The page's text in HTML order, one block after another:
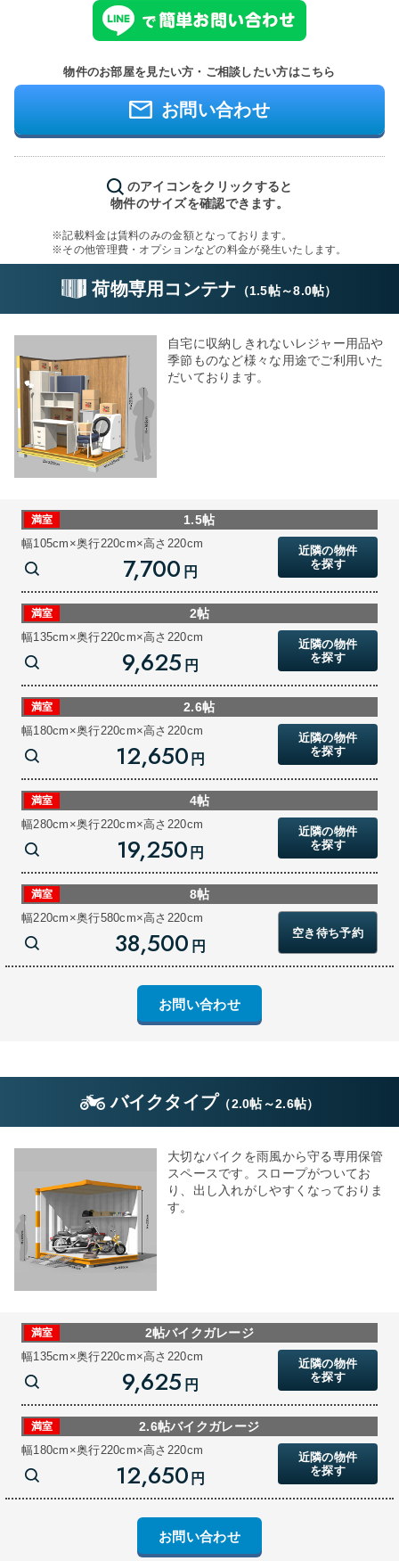
物件のお部屋を見たい方・ご相談したい方はこちら
お問い合わせ
のアイコンをクリックすると
物件のサイズを確認できます。
※記載料金は賃料のみの金額となっております。
※その他管理費・オプションなどの料金が発生いたします。
荷物専用コンテナ （1.5帖～8.0帖）
自宅に収納しきれないレジャー用品や
季節ものなど様々な用途でご利用いた
だいております。
1.5帖
幅105cm×奥行220cm×高さ220cm
満室
7,700 円
近隣の物件
を探す
2帖
幅135cm×奥行220cm×高さ220cm
満室
9,625 円
近隣の物件
を探す
2.6帖
幅180cm×奥行220cm×高さ220cm
満室
12,650 円
近隣の物件
を探す
4帖
幅280cm×奥行220cm×高さ220cm
満室
19,250 円
近隣の物件
を探す
8帖
幅220cm×奥行580cm×高さ220cm
満室
38,500 円
空き待ち予約
お問い合わせ
バイクタイプ （2.0帖～2.6帖）
大切なバイクを雨風から守る専用保管
スペースです。スロープがついてお
り、出し入れがしやすくなっておりま
す。
2帖バイクガレージ
幅135cm×奥行220cm×高さ220cm
満室
9,625 円
近隣の物件
を探す
2.6帖バイクガレージ
幅180cm×奥行220cm×高さ220cm
満室
12,650 円
近隣の物件
を探す
お問い合わせ